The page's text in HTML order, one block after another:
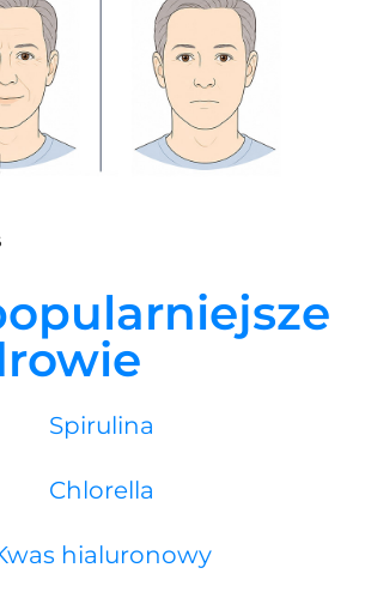
Spirulina
Chlorella
hialuronowy